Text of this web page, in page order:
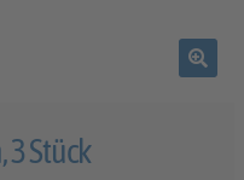
3 Stück